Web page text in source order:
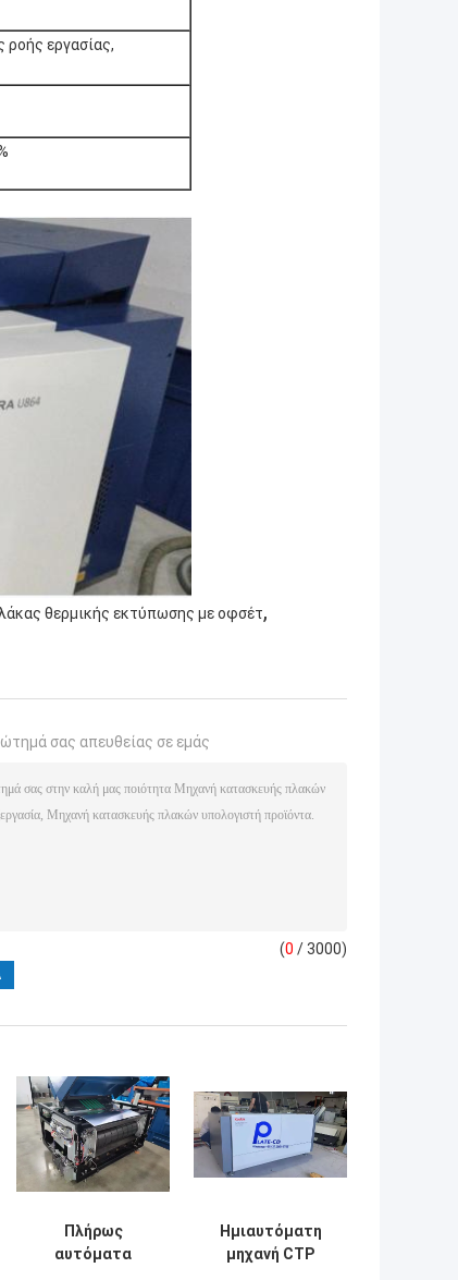
εργασίας,
θερμικής εκτύπωσης με οφσέτ,
σας απευθείας σε εμάς
(0 / 3000)
Πλήρως
αυτόματα
Ημιαυτόματη
μηχανή CTP